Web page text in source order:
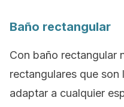
Baño rectangular
Con baño rectangular
rectangulares que son
adaptar a cualquier